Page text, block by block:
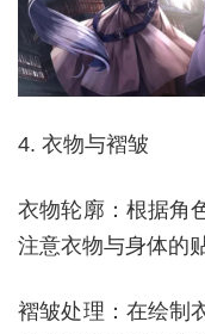
4. 衣物与褶皱
衣物轮廓：根据角
注意衣物与身体的
褶皱处理：在绘制